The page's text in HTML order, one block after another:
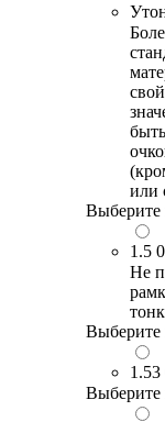
или
Выберите
1.5
Не
Выберите
1.53
Выберите